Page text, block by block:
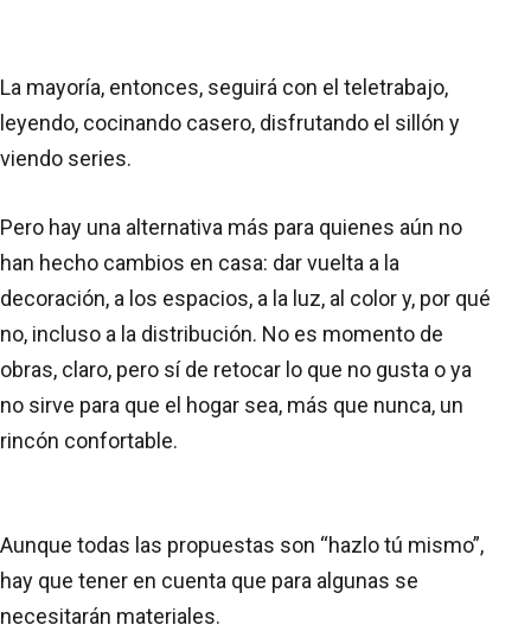
La mayoría, entonces, seguirá con el teletrabajo,
leyendo, cocinando casero, disfrutando el sillón y
viendo series.
Pero hay una alternativa más para quienes aún no
han hecho cambios en casa: dar vuelta a la
decoración, a los espacios, a la luz, al color y, por qué
no, incluso a la distribución. No es momento de
obras, claro, pero sí de retocar lo que no gusta o ya
no sirve para que el hogar sea, más que nunca, un
rincón confortable.
Aunque todas las propuestas son “hazlo tú mismo”,
hay que tener en cuenta que para algunas se
necesitarán materiales.